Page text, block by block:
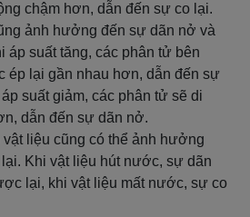
chậm hơn, dẫn đến sự co lại.
ảnh hưởng đến sự dãn nở và
áp suất tăng, các phân tử bên
ép lại gần nhau hơn, dẫn đến sự
suất giảm, các phân tử sẽ di
dẫn đến sự dãn nở.
liệu cũng có thể ảnh hưởng
Khi vật liệu hút nước, sự dãn
lại, khi vật liệu mất nước, sự co